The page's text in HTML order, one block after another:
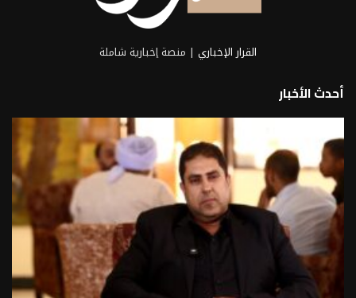
القرار الإخباري | منصة إخبارية شاملة
أحدث الأخبار